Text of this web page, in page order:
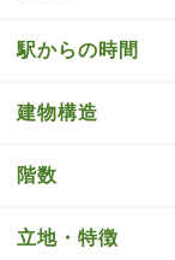
駅からの時間
建物構造
階数
立地・特徴